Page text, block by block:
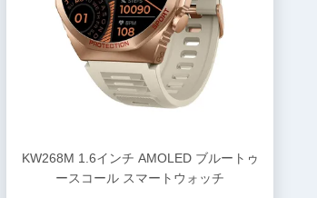
KW268M 1.6インチ AMOLED ブルートゥ
ースコール スマートウォッチ